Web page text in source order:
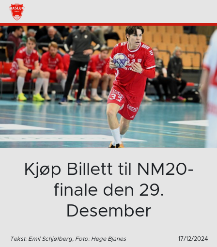
Kjøp Billett til NM20-
finale den 29.
Desember
Tekst: Emil Schjølberg, Foto: Hege Bjanes 17/12/2024